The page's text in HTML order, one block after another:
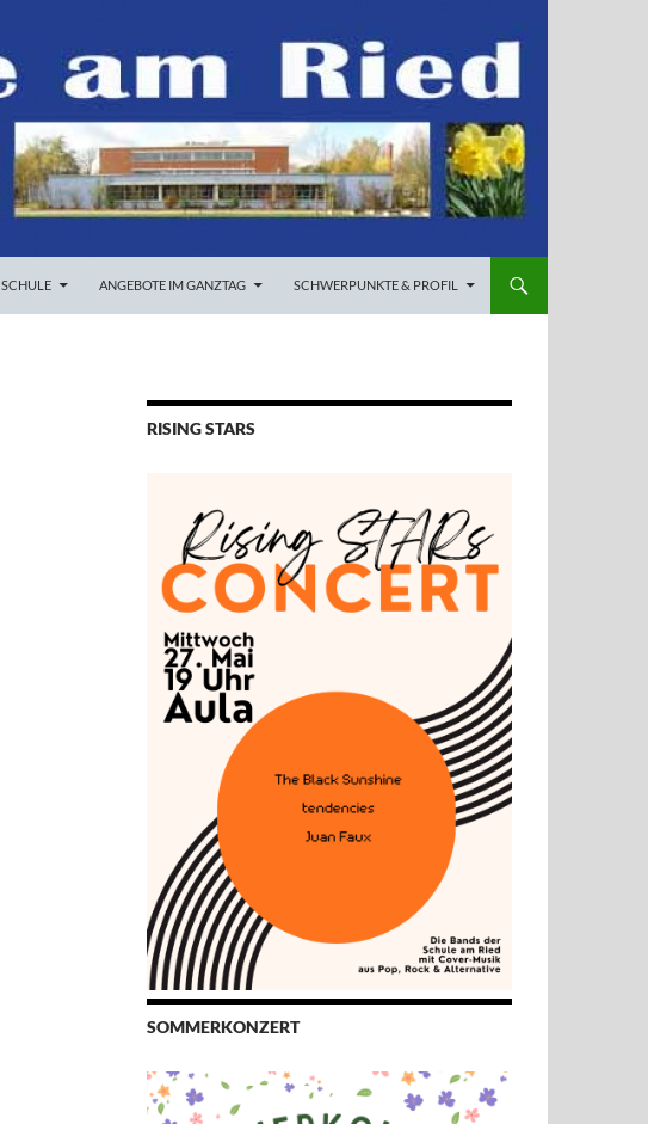
SCHULE ANGEBOTE IM GANZTAG SCHWERPUNKTE & PROFIL
RISING STARS
SOMMERKONZERT